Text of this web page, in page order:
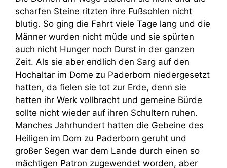
scharfen Steine ritzten ihre Fußsohlen nicht
blutig. So ging die Fahrt viele Tage lang und die
Männer wurden nicht müde und sie spürten
auch nicht Hunger noch Durst in der ganzen
Zeit. Als sie aber endlich den Sarg auf den
Hochaltar im Dome zu Paderborn niedergesetzt
hatten, da fielen sie tot zur Erde, denn sie
hatten ihr Werk vollbracht und gemeine Bürde
sollte nicht wieder auf ihren Schultern ruhen.
Manches Jahrhundert hatten die Gebeine des
Heiligen im Dom zu Paderborn geruht und
großer Segen war dem Lande durch einen so
mächtigen Patron zugewendet worden, aber